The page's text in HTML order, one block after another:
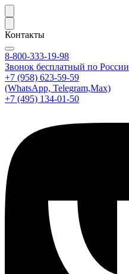
Контакты
8-800-333-19-98
Звонок бесплатный по России
+7 (958) 623-59-59
(WhatsApp, Telegram,Max)
+7 (495) 134-01-50